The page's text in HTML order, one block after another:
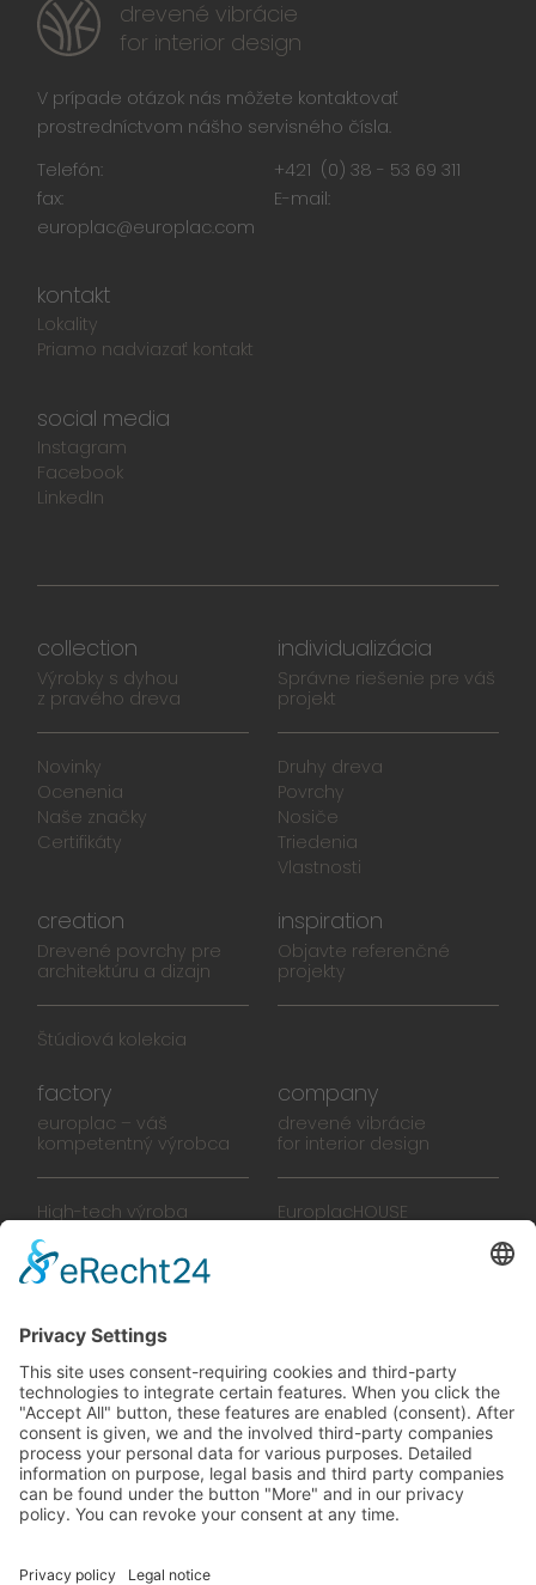
drevené vibrácie
for interior design
V prípade otázok nás môžete kontaktovať
prostredníctvom nášho servisného čísla.
Telefón:
+421 (0) 38 - 53 69 311
fax:
E-mail:
europlac@europlac.com
kontakt
Lokality
Priamo nadviazať kontakt
social media
Instagram
Facebook
LinkedIn
collection
Výrobky s dyhou
z pravého dreva
Novinky
Ocenenia
Naše značky
Certifikáty
individualizácia
Správne riešenie pre váš
projekt
Druhy dreva
Povrchy
Nosiče
Triedenia
Vlastnosti
creation
Drevené povrchy pre
architektúru a dizajn
Štúdiová kolekcia
inspiration
Objavte referenčné
projekty
factory
europlac – váš
kompetentný výrobca
High-tech výroba
Manufaktúra
company
drevené vibrácie
for interior design
EuroplacHOUSE
PREDAJŠKOLY
zelené vibrácie
Na ceste k budúcnosti,
ktorú sa oplatí žiť